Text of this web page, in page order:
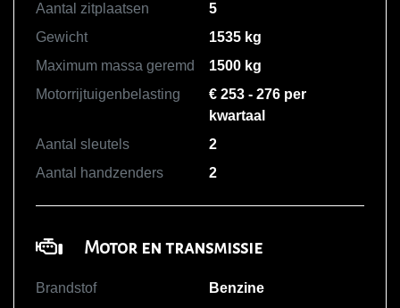
Aantal zitplaatsen
5
Gewicht
1535 kg
Maximum massa geremd
1500 kg
Motorrijtuigenbelasting
€ 253 - 276 per
kwartaal
Aantal sleutels
2
Aantal handzenders
2
Motor en transmissie
Brandstof
Benzine